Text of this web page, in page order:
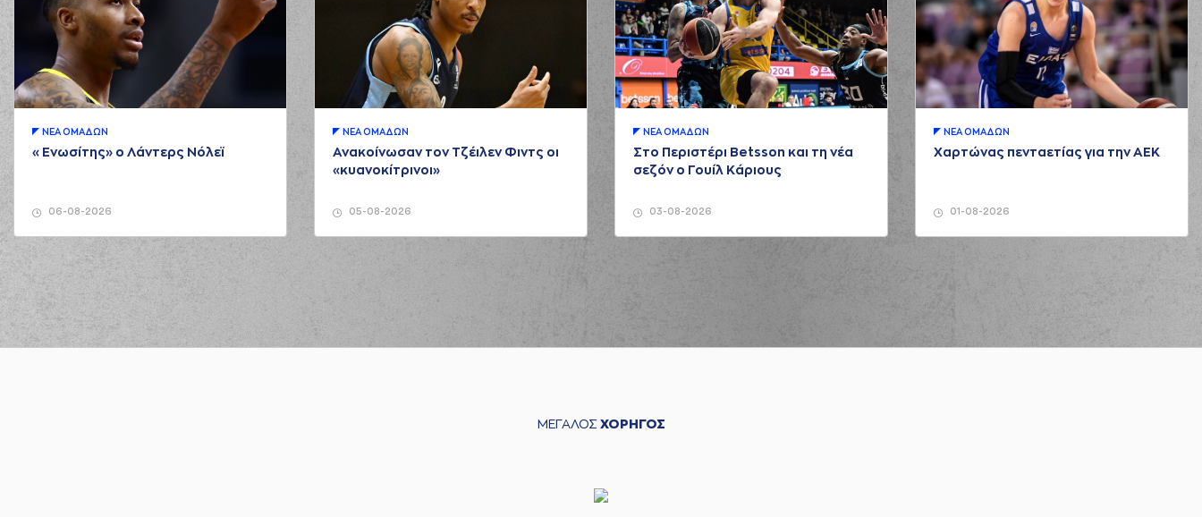
06-08-2026
ΝΕA ΟΜAΔΩΝ
«Ενωσίτης» ο Λάντερς Νόλεϊ
05-08-2026
ΝΕA ΟΜAΔΩΝ
Ανακοίνωσαν τον Τζέιλεν Φιντς οι
«κυανοκίτρινοι»
03-08-2026
ΝΕA ΟΜAΔΩΝ
Στο Περιστέρι Betsson και τη νέα
σεζόν ο Γουίλ Κάριους
01-08-2026
ΝΕA ΟΜAΔΩΝ
Χαρτώνας πενταετίας για την ΑΕΚ
ΜΕΓΑΛΟΣ ΧΟΡΗΓΟΣ